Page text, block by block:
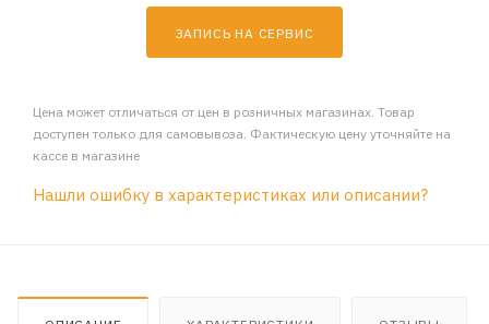
ЗАПИСЬ НА СЕРВИС
Цена может отличаться от цен в розничных магазинах. Товар
доступен только для самовывоза. Фактическую цену уточняйте на
кассе в магазине
Нашли ошибку в характеристиках или описании?